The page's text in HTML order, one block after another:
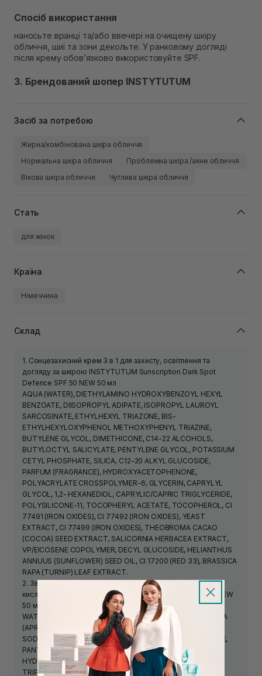
Спосіб використання
наносьте вранці та/або ввечері на очищену шкіру
обличчя, шиї та зони декольте. У ранковому догляді
після крему обов’язково використовуйте SPF.
3. Брендований шопер INSTYTUTUM
Засіб за потребою
Жирна/комбінована шкіра обличчя
Нормальна шкіра обличчя
Проблемна шкіра /акне обличчя
Вікова шкіра обличчя
Чутлива шкіра обличчя
Стать
для жінок
Країна
Німеччина
Склад
1. Сонцезахисний крем 3 в 1 для захисту, освітлення та
догляду за шкірою INSTYTUTUM Sunscription Dark Spot
Defence SPF 50 NEW 50 мл
AQUA (WATER), DIETHYLAMINO HYDROXYBENZOYL HEXYL
BENZOATE, DIISOPROPYL ADIPATE, ISOPROPYL LAUROYL
SARCOSINATE, ETHYLHEXYL TRIAZONE, BIS-
ETHYLHEXYLOXYPHENOL METHOXYPHENYL TRIAZINE,
BUTYLENE GLYCOL, DIMETHICONE, C14-22 ALCOHOLS,
BUTYLOCTYL SALICYLATE, PENTYLENE GLYCOL, POTASSIUM
CETYL PHOSPHATE, SILICA, C12-20 ALKYL GLUCOSIDE,
PARFUM (FRAGRANCE), HYDROXYACETOPHENONE,
POLYACRYLATE CROSSPOLYMER-6, GLYCERIN, CAPRYLYL
GLYCOL, 1,2- HEXANEDIOL, CAPRYLIC/CAPRIC TRIGLYCERIDE,
POLYSILICONE-11, TOCOPHERYL ACETATE, TOCOPHEROL, CI
77491 (IRON OXIDES), CI 77492 (IRON OXIDES), YEAST
EXTRACT, CI 77499 (IRON OXIDES), THEOBROMA CACAO
(COCOA) SEED EXTRACT, SALICORNIA HERBACEA EXTRACT,
VP/EICOSENE COPOLYMER, DECYL GLUCOSIDE, HELIANTHUS
ANNUUS (SUNFLOWER) SEED OIL, CI 17200 (RED 33), BRASSICA
RAPA (TURNIP) LEAF EXTRACT.
2. Зволожувальний крем-гель з 4 типами гіалуронової
кислоти INSTYTUTUM HydraFusion Hydrating Gel Cream NEW
50 мл
WATER (AQUA), GLYCERIN, SQUALANE, PRUNUS ARMENIACA
(APRICOT) KERNEL OIL, BUTYLENE GLYCOL, UNDECANE,
SODIUM ACRYLATES COPOLYMER, TOCOPHERYL ACETATE,
PANTHENOL, PHENOXYETHANOL, TRIDECANE, LECITHIN,
HYDROLYZED JOJOBA ESTERS, DISODIUM ADENOSINE
TRIPHOSPHATE, FRAGRANCE (PARFUM),